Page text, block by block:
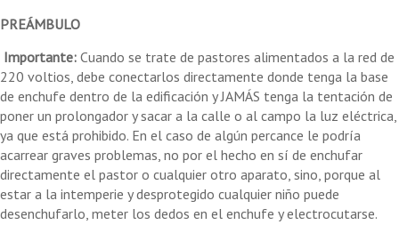
PREÁMBULO
Importante: Cuando se trate de pastores alimentados a la red de
220 voltios, debe conectarlos directamente donde tenga la base
de enchufe dentro de la edificación y JAMÁS tenga la tentación de
poner un prolongador y sacar a la calle o al campo la luz eléctrica,
ya que está prohibido. En el caso de algún percance le podría
acarrear graves problemas, no por el hecho en sí de enchufar
directamente el pastor o cualquier otro aparato, sino, porque al
estar a la intemperie y desprotegido cualquier niño puede
desenchufarlo, meter los dedos en el enchufe y electrocutarse.